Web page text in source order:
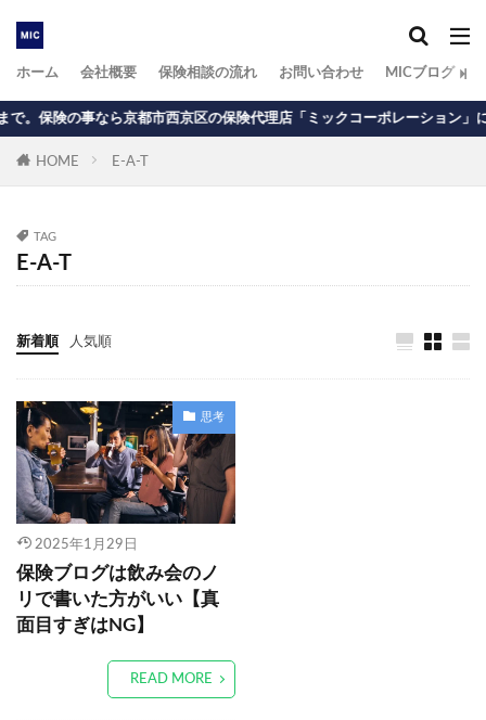
ホーム 会社概要 保険相談の流れ お問い合わせ MICブログ
ら京都市西京区の保険代理店「ミックコーポレーション」にお任せ下さい
HOME E-A-T
TAG
E-A-T
新着順 人気順
思考
2025年1月29日
保険ブログは飲み会のノ
リで書いた方がいい【真
面目すぎはNG】
READ MORE